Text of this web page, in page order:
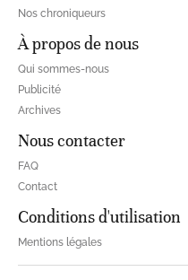
Nos chroniqueurs
À propos de nous
Qui sommes-nous
Publicité
Archives
Nous contacter
FAQ
Contact
Conditions d'utilisation
Mentions légales